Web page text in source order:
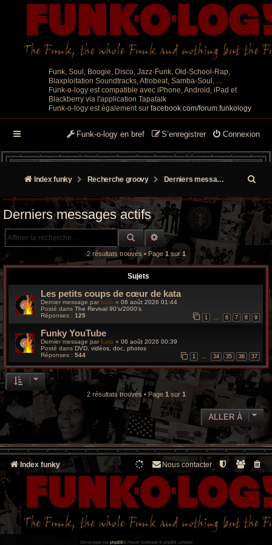
Funk, Soul, Boogie, Disco, Jazz-Funk, Old-School-Rap,
Blaxploitation Soundtracks, Afrobeat, Samba-Soul, ...
Funk-o-logy est compatible avec iPhone, Android, iPad et
Blackberry via l'application Tapatalk
Funk-o-logy est également sur facebook.com/forum.funkology
Connexion
S’enregistrer
Funk-o-logy en bref
Index funky Recherche groovy Derniers messages actifs
e
h
g
o
y
Derniers messages actifs
RECHERCHE GROOVY
RECHERCHE AVANCÉE
2 résultats trouvés • Page 1 sur 1
Sujets
Les petits coups de cœur de kata
Dernier message par kata « 06 août 2026 01:44
Posté dans The Revival 90’s/2000’s
Réponses : 125 1 6 7 8 9
Funky YouTube
Dernier message parkata « 06 août 2026 00:39
Posté dans DVD, vidéos, doc, photos
Réponses : 544 1 … 34 35 36 37
2 résultats trouvés • Page 1 sur 1
ALLER À
Index funky Nous contacter
Développé par phpBB® Forum Software © phpBB Limited